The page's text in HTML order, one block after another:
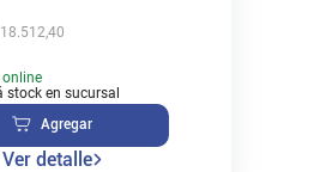
18.512,40
online
stock en sucursal
Agregar
Ver detalle